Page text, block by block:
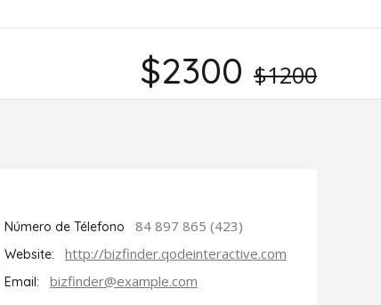
$2300 $1200
Número de Télefono 84 897 865 (423)
Website: http://bizfinder.qodeinteractive.com
Email: bizfinder@example.com